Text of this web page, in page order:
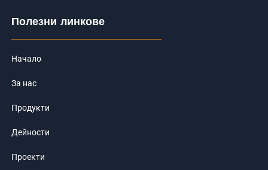
f
Полезни линкове
Начало
За нас
Продукти
Дейности
Проекти